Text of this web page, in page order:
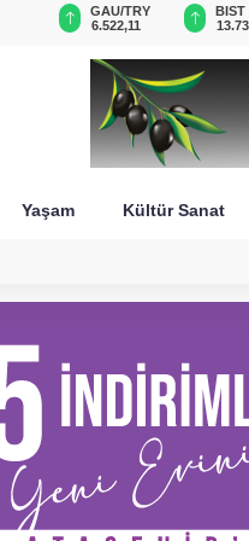
GAU/TRY
6.522,11
BIST
Yaşam Kültür Sanat